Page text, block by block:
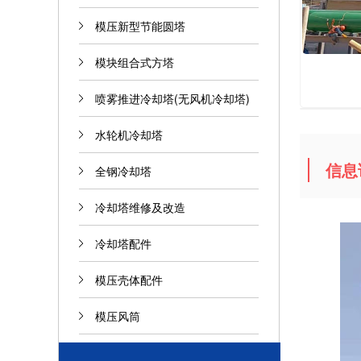
模压新型节能圆塔
模块组合式方塔
喷雾推进冷却塔(无风机冷却塔)
水轮机冷却塔
全钢冷却塔
冷却塔维修及改造
冷却塔配件
模压壳体配件
模压风筒
信